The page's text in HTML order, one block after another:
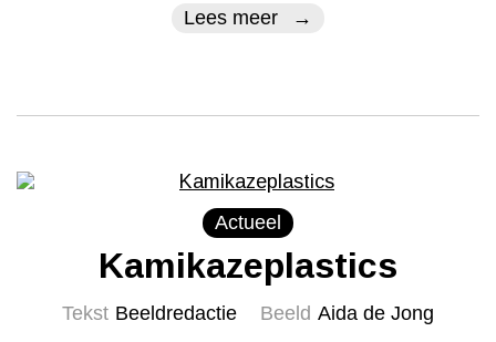
Lees meer
Actueel
Kamikazeplastics
Tekst Beeldredactie Beeld Aida de Jong